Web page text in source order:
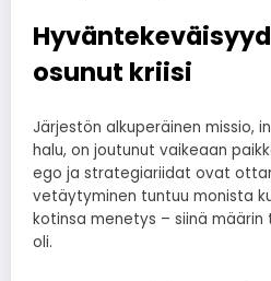
osunut kriisi
Järjestön alkuperäinen missio,
halu, on joutunut vaikeaan
ego ja strategiariidat ovat
vetäytyminen tuntuu monista
kotinsa menetys – siinä
oli.